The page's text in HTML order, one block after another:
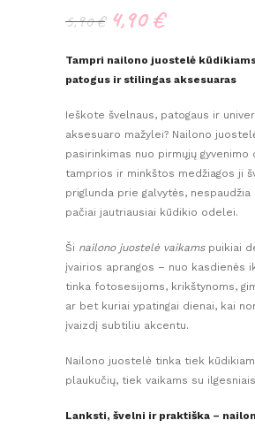
5,90€ Original
was:
5,90 €.
4,90€Current
is:
4,90 €.
Tampri nailono juostelė
patogus ir stilingas aksesuaras
Ieškote švelnaus, patogaus ir
aksesuaro mažylei? Nailono
pasirinkimas nuo pirmųjų gyvenimo
tamprios ir minkštos medžiagos ji
priglunda prie galvytės,
pačiai jautriausiai kūdikio odelei.
Ši nailono juostelė vaikamspuikiai
įvairios aprangos – nuo kasdienės
tinka fotosesijoms, krikštynoms,
ar bet kuriai ypatingai dienai, kai
įvaizdį subtiliu akcentu.
Nailono juostelė tinka tiek
plaukučių, tiek vaikams su
Lanksti, švelni ir praktiška –